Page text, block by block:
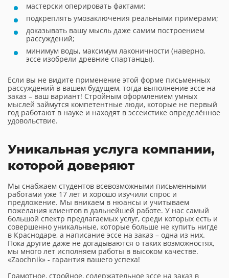
мастерски оперировать фактами;
подкреплять умозаключения реальными примерами;
доказывать вашу мысль даже самим построением
рассуждений;
минимум воды, максимум лаконичности (наверно,
эссе изобрели древние спартанцы).
Если вы не видите применение этой форме письменных
рассуждений в вашем будущем, тогда выполнение эссе на
заказ – ваш вариант! Стройным оформлением умных
мыслей займутся компетентные люди, которые не первый
год работают в науке и находят в эссеистике определённое
удовольствие.
Уникальная услуга компании,
которой доверяют
Мы снабжаем студентов всевозможными письменными
работами уже 17 лет и хорошо изучили спрос и
предложение. Мы вникаем в нюансы и учитываем
пожелания клиентов в дальнейшей работе. У нас самый
большой спектр предлагаемых услуг, среди которых есть и
совершенно уникальные, которые больше не купить нигде
в Краснодаре, а написание эссе на заказ – одна из них.
Пока другие даже не догадываются о таких возможностях,
мы много лет исполняем работы в высоком качестве.
«Zaochnik» - гарантия вашего успеха!
Грамотное, стройное, содержательное эссе на заказ в